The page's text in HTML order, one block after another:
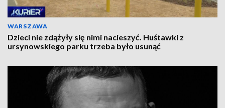
WARSZAWA
Dzieci nie zdążyły się nimi nacieszyć. Huśtawki z
ursynowskiego parku trzeba było usunąć